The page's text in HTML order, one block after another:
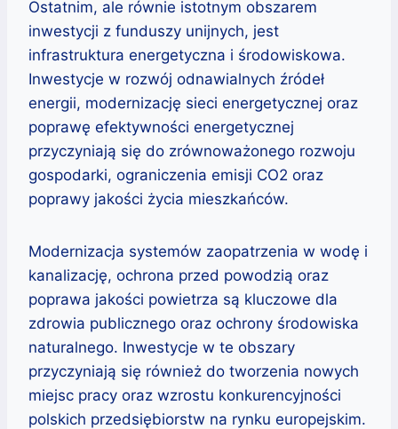
Ostatnim, ale równie istotnym obszarem
inwestycji z funduszy unijnych, jest
infrastruktura energetyczna i środowiskowa.
Inwestycje w rozwój odnawialnych źródeł
energii, modernizację sieci energetycznej oraz
poprawę efektywności energetycznej
przyczyniają się do zrównoważonego rozwoju
gospodarki, ograniczenia emisji CO2 oraz
poprawy jakości życia mieszkańców.
Modernizacja systemów zaopatrzenia w wodę i
kanalizację, ochrona przed powodzią oraz
poprawa jakości powietrza są kluczowe dla
zdrowia publicznego oraz ochrony środowiska
naturalnego. Inwestycje w te obszary
przyczyniają się również do tworzenia nowych
miejsc pracy oraz wzrostu konkurencyjności
polskich przedsiębiorstw na rynku europejskim.